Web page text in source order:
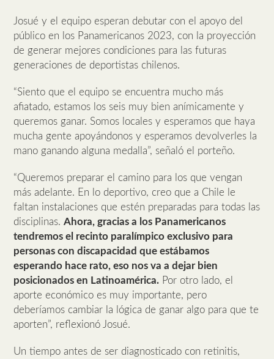
Josué y el equipo esperan debutar con el apoyo del
público en los Panamericanos 2023, con la proyección
de generar mejores condiciones para las futuras
generaciones de deportistas chilenos.
“Siento que el equipo se encuentra mucho más
afiatado, estamos los seis muy bien anímicamente y
queremos ganar. Somos locales y esperamos que haya
mucha gente apoyándonos y esperamos devolverles la
mano ganando alguna medalla”, señaló el porteño.
“Queremos preparar el camino para los que vengan
más adelante. En lo deportivo, creo que a Chile le
faltan instalaciones que estén preparadas para todas las
disciplinas.Ahora, gracias a los Panamericanos
tendremos el recinto paralímpico exclusivo para
personas con discapacidad que estábamos
esperando hace rato, eso nos va a dejar bien
posicionados en Latinoamérica. Por otro lado, el
aporte económico es muy importante, pero
deberíamos cambiar la lógica de ganar algo para que te
aporten”, reflexionó Josué.
Un tiempo antes de ser diagnosticado con retinitis,